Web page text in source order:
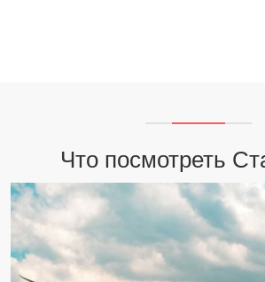
Что посмотреть